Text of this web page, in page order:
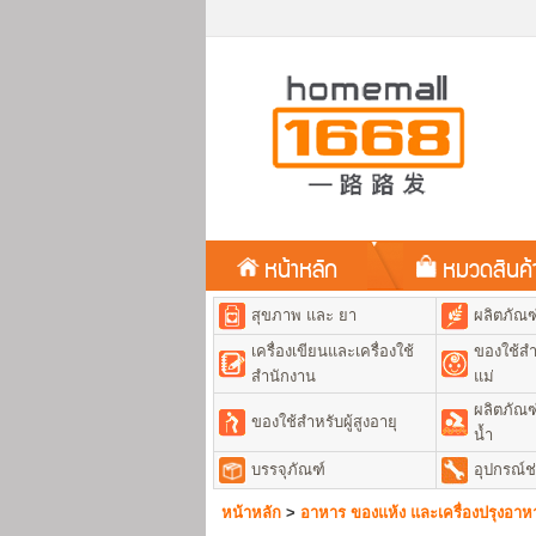
หน้าหลัก หมวดสินค้
สุขภาพ และ ยา ผลิตภัณ
เครื่องเขียนและเครื่องใช้
สำนักงาน
ของใช้ส
แม่
ของใช้สำหรับผู้สูงอายุ
ผลิตภัณฑ์
น้ำ
บรรจุภัณฑ์
อุปกรณ์ช่
หน้าหลัก > อาหาร ของแห้ง และเครื่องปรุงอาห